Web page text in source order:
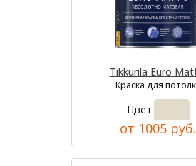
Tikkurila Euro
Краска для
Цвет:
от 1005 руб.